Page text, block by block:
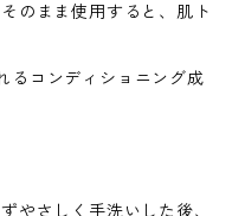
のまま使用すると、肌ト
るコンディショニング成
やさしく手洗いした後、